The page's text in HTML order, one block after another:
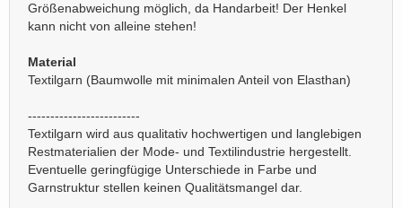
Größenabweichung möglich, da Handarbeit! Der Henkel
kann nicht von alleine stehen!
Material
Textilgarn (Baumwolle mit minimalen Anteil von Elasthan)
-------------------------
Textilgarn wird aus qualitativ hochwertigen und langlebigen
Restmaterialien der Mode- und Textilindustrie hergestellt.
Eventuelle geringfügige Unterschiede in Farbe und
Garnstruktur stellen keinen Qualitätsmangel dar.